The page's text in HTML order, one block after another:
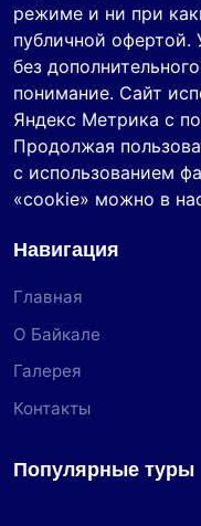
режиме и ни при
публичной офертой.
без
понимание. Сайт
Яндекс Метрика с
Продолжая
с использованием
«cookie» можно в
Навигация
Главная
О Байкале
Галерея
Контакты
Популярные туры